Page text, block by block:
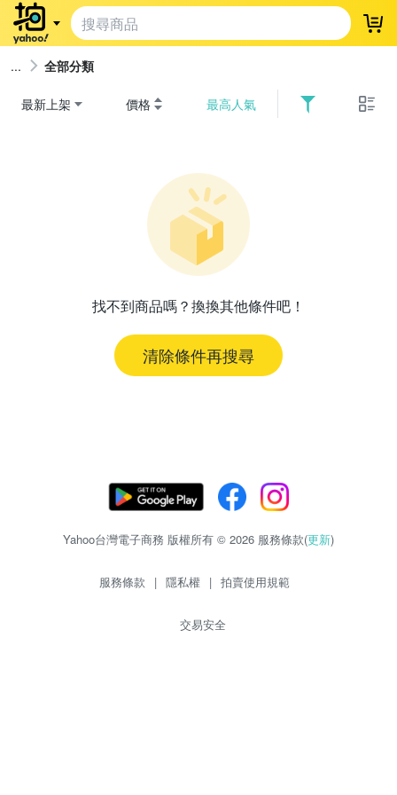
登
全部分類
最新上架 價格 最高人氣
找不到商品嗎？換換其他條件吧！
清除條件再搜尋
Yahoo台灣電子商務 版權所有 © 2026 服務條款(更新)
服務條款 | 隱私權 | 拍賣使用規範
交易安全